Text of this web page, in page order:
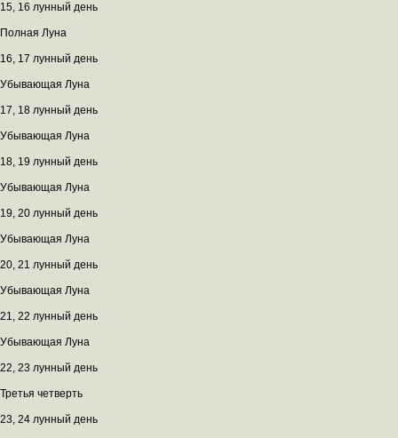
15, 16 лунный день
Полная Луна
16, 17 лунный день
Убывающая Луна
17, 18 лунный день
Убывающая Луна
18, 19 лунный день
Убывающая Луна
19, 20 лунный день
Убывающая Луна
20, 21 лунный день
Убывающая Луна
21, 22 лунный день
Убывающая Луна
22, 23 лунный день
Третья четверть
23, 24 лунный день